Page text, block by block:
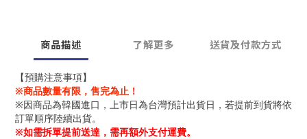
商品描述 了解更多 送貨及付款方式
【預購注意事項】
※商品數量有限，售完為止！
※因商品為韓國進口，上市日為台灣預計出貨日，若提前到貨將依
訂單順序陸續出貨。
※如需拆單提前送達，需再額外支付運費。